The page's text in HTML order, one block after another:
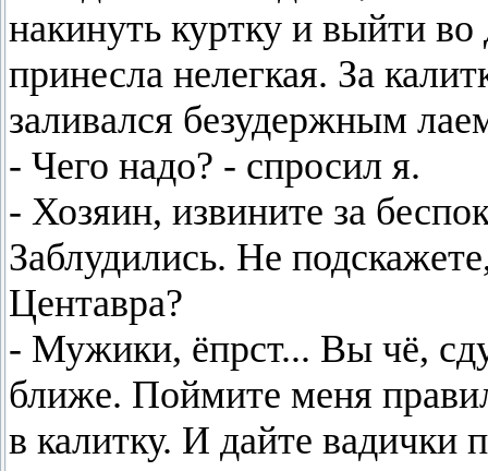
накинуть куртку и выйти во
принесла нелегкая. За
заливался безудержным
- Чего надо? - спросил я.
- Хозяин, извините за
Заблудились. Не
Центавра?
- Мужики, ёпрст... Вы чё,
ближе. Поймите меня
в калитку. И дайте